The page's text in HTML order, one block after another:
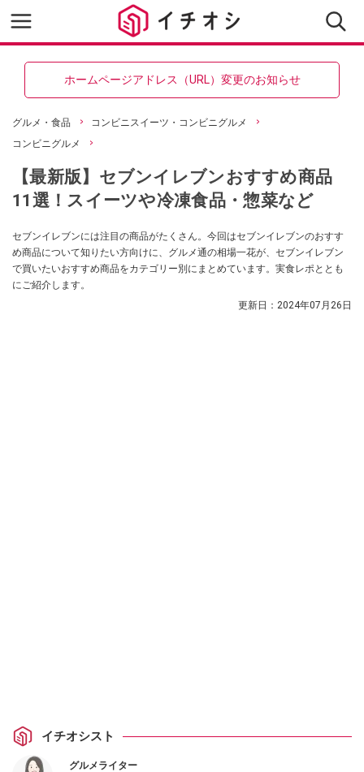
ホームページアドレス（URL）変更のお知らせ
グルメ・食品
コンビニスイーツ・コンビニグルメ
コンビニグルメ
【最新版】セブンイレブンおすすめ商品
11選！スイーツや冷凍食品・惣菜など
セブンイレブンには注目の商品がたくさん。今回はセブンイレブンのおすす
め商品について知りたい方向けに、グルメ通の相場一花が、セブンイレブン
で買いたいおすすめ商品をカテゴリー別にまとめています。実食レポととも
にご紹介します。
更新日： 2024年07月26日
イチオシスト
グルメライター